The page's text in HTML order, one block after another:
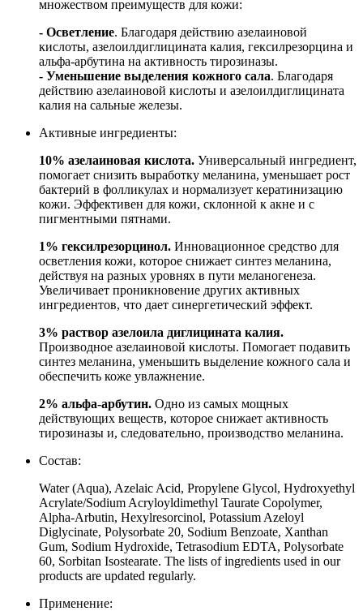
множеством преимуществ для кожи:
- Осветление. Благодаря действию азелаиновой
кислоты, азелоилдиглицината калия, гексилрезорцина и
альфа-арбутина на активность тирозиназы.
- Уменьшение выделения кожного сала. Благодаря
действию азелаиновой кислоты и азелоилдиглицината
калия на сальные железы.
Активные ингредиенты:
10% азелаиновая кислота. Универсальный ингредиент,
помогает снизить выработку меланина, уменьшает рост
бактерий в фолликулах и нормализует кератинизацию
кожи. Эффективен для кожи, склонной к акне и с
пигментными пятнами.
1% гексилрезорцинол. Инновационное средство для
осветления кожи, которое снижает синтез меланина,
действуя на разных уровнях в пути меланогенеза.
Увеличивает проникновение других активных
ингредиентов, что дает синергетический эффект.
3% раствор азелоила диглицината калия.
Производное азелаиновой кислоты. Помогает подавить
синтез меланина, уменьшить выделение кожного сала и
обеспечить коже увлажнение.
2% альфа-арбутин. Одно из самых мощных
действующих веществ, которое снижает активность
тирозиназы и, следовательно, производство меланина.
Состав:
Water (Aqua), Azelaic Acid, Propylene Glycol, Hydroxyethyl
Acrylate/Sodium Acryloyldimethyl Taurate Copolymer,
Alpha-Arbutin, Hexylresorcinol, Potassium Azeloyl
Diglycinate, Polysorbate 20, Sodium Benzoate, Xanthan
Gum, Sodium Hydroxide, Tetrasodium EDTA, Polysorbate
60, Sorbitan Isostearate. The lists of ingredients used in our
products are updated regularly.
Применение: